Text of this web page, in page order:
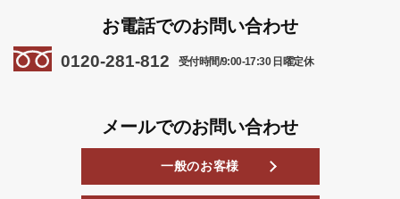
お電話でのお問い合わせ
0120-281-812 受付時間/9:00-17:30 日曜定休
メールでのお問い合わせ
一般のお客様